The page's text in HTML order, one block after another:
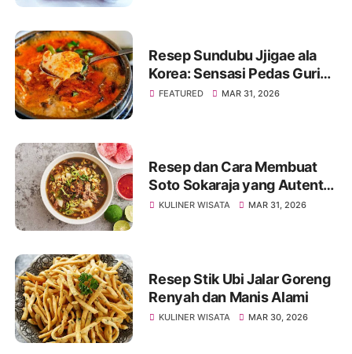
Resep Sundubu Jjigae ala
Korea: Sensasi Pedas Gurih
yang Menghangatkan Tubuh
FEATURED MAR 31, 2026
Resep dan Cara Membuat
Soto Sokaraja yang Autentik
dan Lezat
KULINER WISATA MAR 31, 2026
Resep Stik Ubi Jalar Goreng
Renyah dan Manis Alami
KULINER WISATA MAR 30, 2026